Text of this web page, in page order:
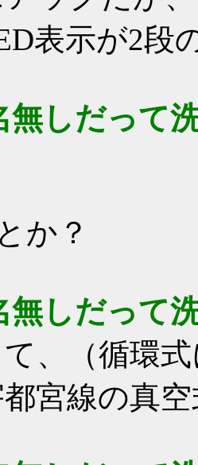
表示が2段
無しだって
か？
無しだって
、（循環
宮線の真